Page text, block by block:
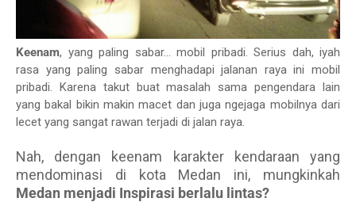
Keenam, yang paling sabar... mobil pribadi. Serius dah, iyah
rasa yang paling sabar menghadapi jalanan raya ini mobil
pribadi. Karena takut buat masalah sama pengendara lain
yang bakal bikin makin macet dan juga ngejaga mobilnya dari
lecet yang sangat rawan terjadi di jalan raya.
Nah, dengan keenam karakter kendaraan yang
mendominasi di kota Medan ini, mungkinkah
Medan menjadi Inspirasi berlalu lintas?